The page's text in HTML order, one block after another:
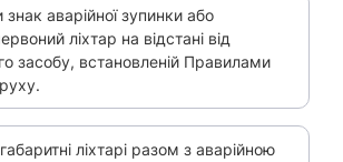
знак аварійної зупинки або
ліхтар на відстані від
засобу, встановленій Правилами
ліхтарі разом з аварійною